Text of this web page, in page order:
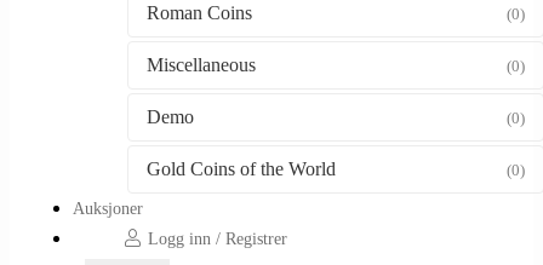
Roman Coins (0)
Miscellaneous (0)
Demo (0)
Gold Coins of the World (0)
Auksjoner
Logg inn / Registrer